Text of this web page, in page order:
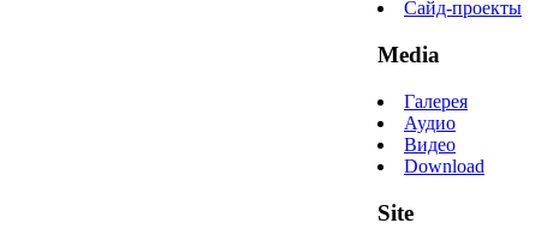
Сайд-проекты
Media
Галерея
Аудио
Видео
Download
Site